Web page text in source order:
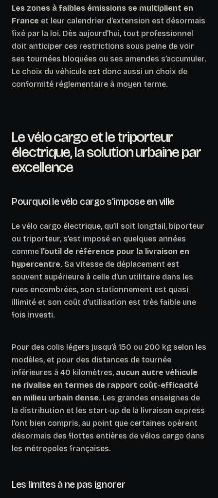
Les zones à faibles émissions se multiplient en
France et leur calendrier d’extension est désormais
fixé par la loi. Dès aujourd’hui, tout professionnel
doit anticiper ces restrictions sous peine de voir
ses tournées bloquées ou ses amendes s’accumuler.
Le choix du véhicule est donc aussi un choix de
conformité réglementaire à moyen terme.
Le vélo cargo et le triporteur
électrique, la solution urbaine par
excellence
Pourquoi le vélo cargo s’impose en ville
Le vélo cargo électrique, qu’il soit longtail, biporteur
ou triporteur, s’est imposé en quelques années
comme l’outil de référence pour la livraison en
hypercentre. Sa vitesse de déplacement est
souvent supérieure à celle d’un utilitaire dans les
rues encombrées, son stationnement est quasi
illimité et son coût d’utilisation est très faible une
fois investi.
Pour des colis légers jusqu’à 150 ou 200 kg selon les
modèles, et pour des distances de tournée
inférieures à 40 kilomètres, aucun autre véhicule
ne rivalise en termes de rapport coût-efficacité
en milieu urbain dense. Les grandes enseignes de
la distribution et les start-up de la livraison express
l’ont bien compris, au point que certaines opèrent
désormais des flottes entières de vélos cargo dans
les métropoles françaises.
Les limites à ne pas ignorer